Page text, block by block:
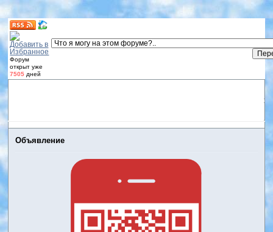
Форум
открыт уже
7505 дней
Объявление